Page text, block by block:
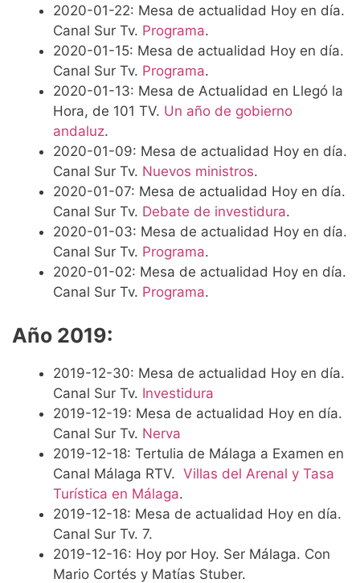
2020-01-22: Mesa de actualidad Hoy en día.
Canal Sur Tv. Programa.
2020-01-15: Mesa de actualidad Hoy en día.
Canal Sur Tv. Programa.
2020-01-13: Mesa de Actualidad en Llegó la
Hora, de 101 TV. Un año de gobierno
andaluz.
2020-01-09: Mesa de actualidad Hoy en día.
Canal Sur Tv. Nuevos ministros.
2020-01-07: Mesa de actualidad Hoy en día.
Canal Sur Tv. Debate de investidura.
2020-01-03: Mesa de actualidad Hoy en día.
Canal Sur Tv. Programa.
2020-01-02: Mesa de actualidad Hoy en día.
Canal Sur Tv. Programa.
Año 2019:
2019-12-30: Mesa de actualidad Hoy en día.
Canal Sur Tv. Investidura
2019-12-19: Mesa de actualidad Hoy en día.
Canal Sur Tv. Nerva
2019-12-18: Tertulia de Málaga a Examen en
Canal Málaga RTV. Villas del Arenal y Tasa
Turística en Málaga.
2019-12-18: Mesa de actualidad Hoy en día.
Canal Sur Tv. 7.
2019-12-16: Hoy por Hoy. Ser Málaga. Con
Mario Cortés y Matías Stuber.